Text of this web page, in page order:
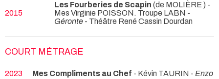
2015
Les Fourberies de Scapin (de MOLIÈRE ) -
Mes Virginie POISSON. Troupe LABN -
Géronte - Théâtre René Cassin Dourdan
COURT MÉTRAGE
2023 Mes Compliments au Chef - Kévin TAURIN - Enzo